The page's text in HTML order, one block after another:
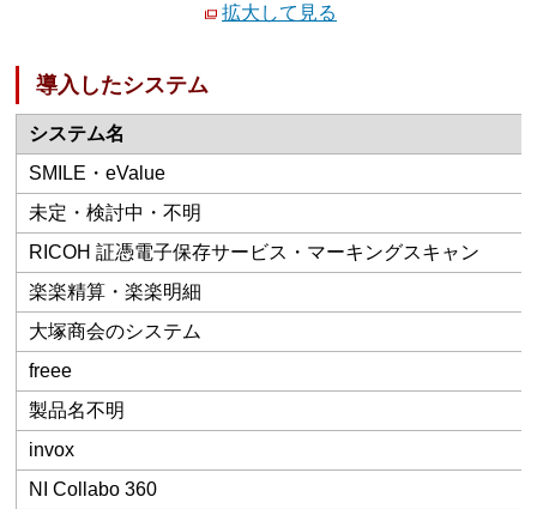
拡大して見る
導入したシステム
システム名
SMILE・eValue
未定・検討中・不明
RICOH 証憑電子保存サービス・マーキングスキャン
楽楽精算・楽楽明細
大塚商会のシステム
freee
製品名不明
invox
NI Collabo 360